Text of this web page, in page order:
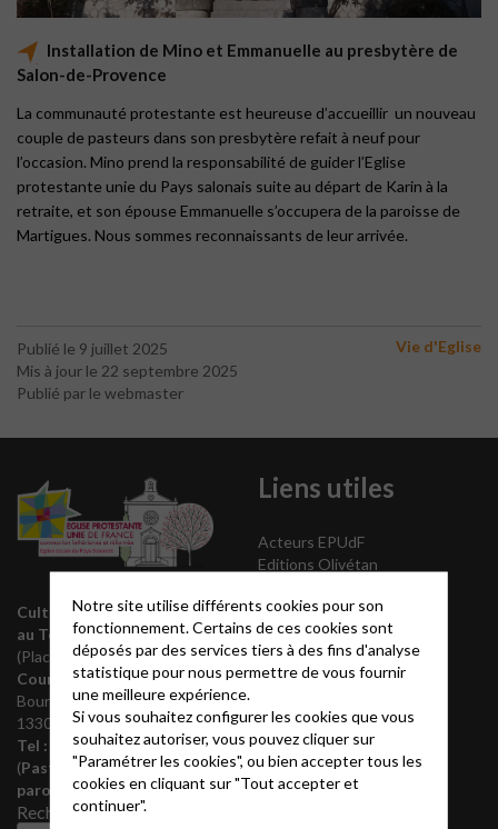
Installation de Mino et Emmanuelle au presbytère de
Salon-de-Provence
La communauté protestante est heureuse d’accueillir un nouveau
couple de pasteurs dans son presbytère refait à neuf pour
l’occasion. Mino prend la responsabilité de guider l’Eglise
protestante unie du Pays salonais suite au départ de Karin à la
retraite, et son épouse Emmanuelle s’occupera de la paroisse de
Martigues. Nous sommes reconnaissants de leur arrivée.
Publié le 9 juillet 2025
Mis à jour le 22 septembre 2025
Publié par le webmaster
Vie d'Eglise
Culte le dimanche à 10h30
au Temple
(Place de la Porte Coucou)
Courrier: 256, av. Paul
Bourret
13300 Salon-de-Provence
Tel :
06 23 24 46 30
(Pasteur :07 68 78 25 34)
paroisse@protestantsalon.fr
Rechercher
Liens utiles
Acteurs EPUdF
Editions Olivétan
Annuaire EPUdF
Notes bibliques et
prédications
Théovie
théologie
REGALE
Partenaires
Nous rejoindre
Notre site utilise différents cookies pour son
fonctionnement. Certains de ces cookies sont
déposés par des services tiers à des fins d'analyse
statistique pour nous permettre de vous fournir
une meilleure expérience.
Si vous souhaitez configurer les cookies que vous
souhaitez autoriser, vous pouvez cliquer sur
"Paramétrer les cookies", ou bien accepter tous les
cookies en cliquant sur "Tout accepter et
continuer".